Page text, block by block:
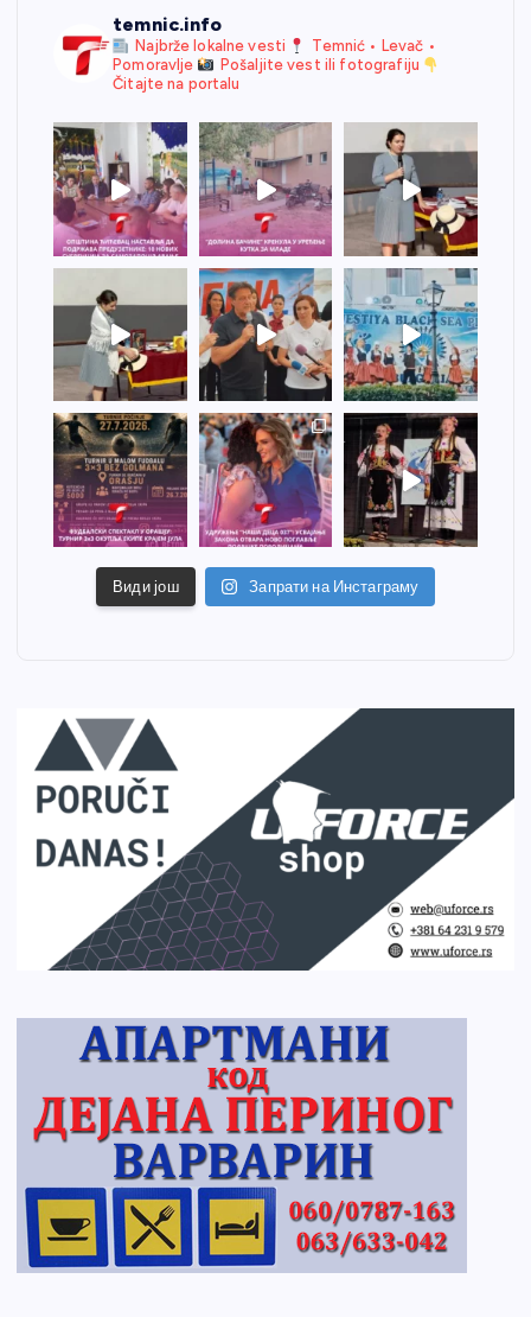
temnic.info
Najbrže lokalne vesti
Temnić • Levač •
Pomoravlje
Pošaljite vest ili fotografiju
Čitajte na portalu
Види још Запрати на Инстаграму